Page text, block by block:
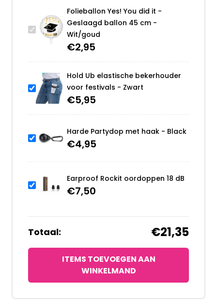
Folieballon Yes! You did it -
Geslaagd ballon 45 cm -
Wit/goud
€2,95
Hold Ub elastische bekerhouder
voor festivals - Zwart
€5,95
Harde Partydop met haak - Black
€4,95
Earproof Rockit oordoppen 18 dB
€7,50
Totaal: €21,35
ITEMS TOEVOEGEN AAN
WINKELMAND